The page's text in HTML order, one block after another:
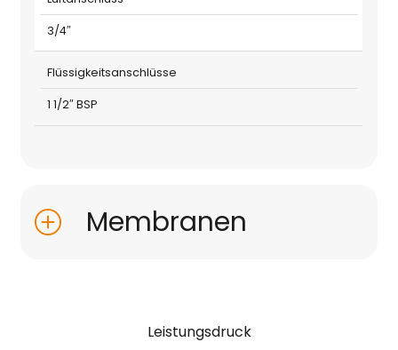
3/4″
Flüssigkeitsanschlüsse
1 1/2″ BSP
Membranen
Leistungsdruck